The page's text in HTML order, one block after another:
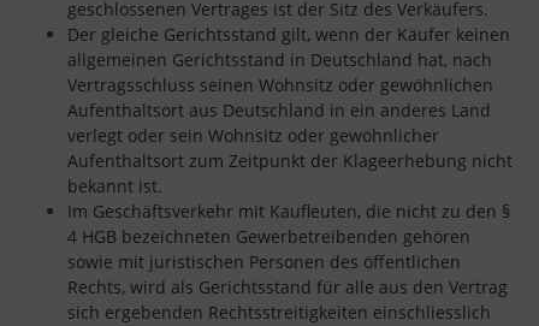
geschlossenen Vertrages ist der Sitz des Verkäufers.
Der gleiche Gerichtsstand gilt, wenn der Käufer keinen
allgemeinen Gerichtsstand in Deutschland hat, nach
Vertragsschluss seinen Wohnsitz oder gewöhnlichen
Aufenthaltsort aus Deutschland in ein anderes Land
verlegt oder sein Wohnsitz oder gewöhnlicher
Aufenthaltsort zum Zeitpunkt der Klageerhebung nicht
bekannt ist.
Im Geschäftsverkehr mit Kaufleuten, die nicht zu den §
4 HGB bezeichneten Gewerbetreibenden gehören
sowie mit juristischen Personen des öffentlichen
Rechts, wird als Gerichtsstand für alle aus den Vertrag
sich ergebenden Rechtsstreitigkeiten einschliesslich